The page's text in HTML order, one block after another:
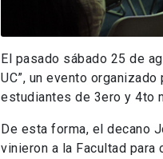
El pasado sábado 25 de
UC”, un evento
estudiantes de 3ero y 4to
De esta forma, el decano
vinieron a la Facultad